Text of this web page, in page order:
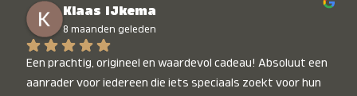
Klaas IJkema
8 maanden geleden
Een prachtig, origineel en waardevol cadeau! Absoluut een
aanrader voor iedereen die iets speciaals zoekt voor hun